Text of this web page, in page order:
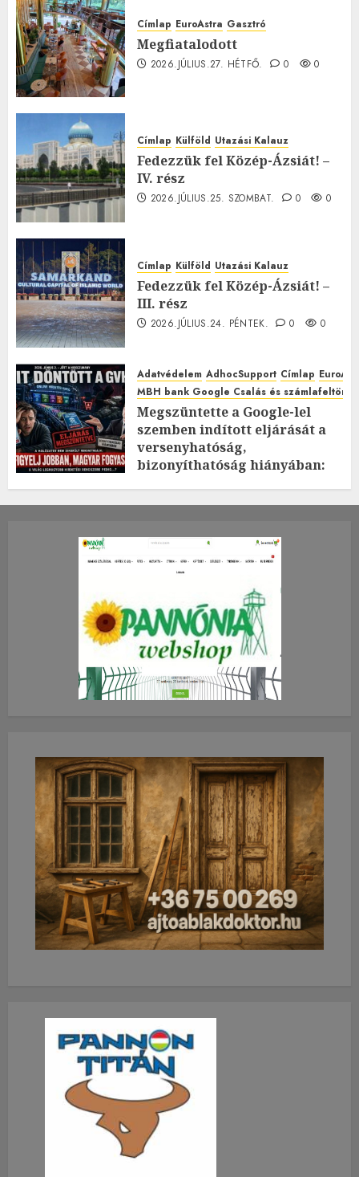
Címlap EuroAstra Gasztró
Megfiatalodott
2026.JÚLIUS.27. HÉTFŐ. 0 0
Címlap Külföld Utazási Kalauz
Fedezzük fel Közép-Ázsiát! –
IV. rész
2026.JÚLIUS.25. SZOMBAT. 0 0
Címlap Külföld Utazási Kalauz
Fedezzük fel Közép-Ázsiát! –
III. rész
2026.JÚLIUS.24. PÉNTEK. 0 0
Adatvédelem AdhocSupport Címlap
MBH bank Google Csalás és
Megszüntette a Google-lel
szemben indított eljárását a
versenyhatóság,
bizonyíthatóság hiányában:
2026.JÚLIUS.23. CSÜTÖRTÖK.
0